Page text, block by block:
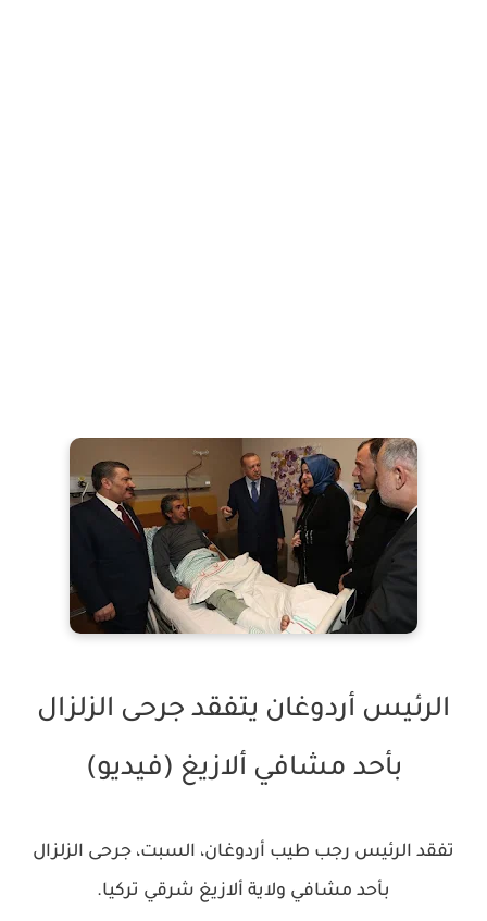
الرئيس أردوغان يتفقد جرحى الزلزال
بأحد مشافي ألازيغ (فيديو)
تفقد الرئيس رجب طيب أردوغان، السبت، جرحى الزلزال
بأحد مشافي ولاية ألازيغ شرقي تركيا.